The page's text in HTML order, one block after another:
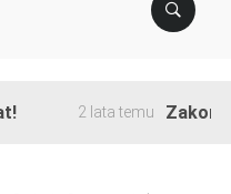
2 lata temu Zakończono